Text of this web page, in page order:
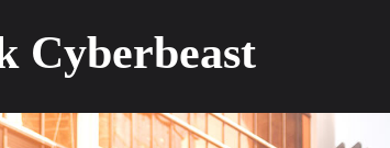
Cyberbeast